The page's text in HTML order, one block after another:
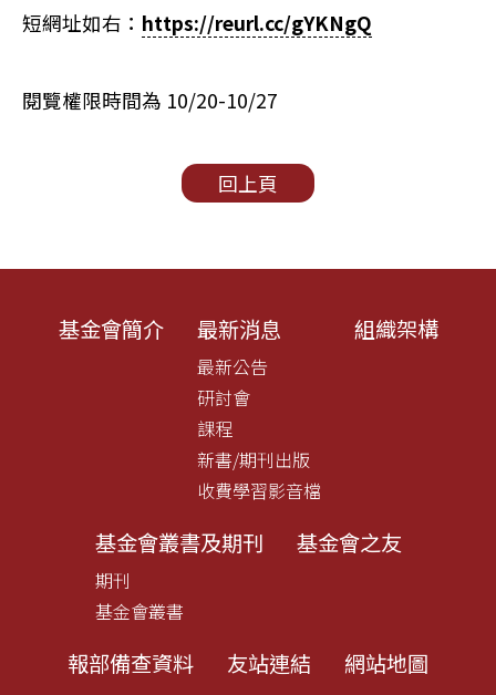
短網址如右： https://reurl.cc/gYKNgQ
閱覽權限時間為 10/20-10/27
回上頁
基金會簡介 最新消息
最新公告
研討會
課程
新書/期刊出版
收費學習影音檔
組織架構
基金會叢書及期刊
期刊
基金會叢書
基金會之友
報部備查資料 友站連結 網站地圖